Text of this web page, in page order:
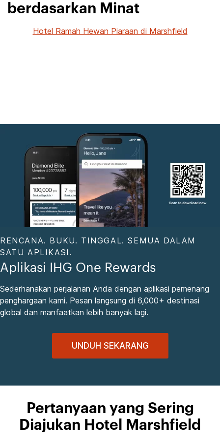
berdasarkan Minat
Hotel Ramah Hewan Piaraan di Marshfield
RENCANA. BUKU. TINGGAL. SEMUA DALAM
SATU APLIKASI.
Aplikasi IHG One Rewards
Sederhanakan perjalanan Anda dengan aplikasi pemenang
penghargaan kami. Pesan langsung di 6,000+ destinasi
global dan manfaatkan lebih banyak lagi.
UNDUH SEKARANG
Pertanyaan yang Sering
Diajukan Hotel Marshfield